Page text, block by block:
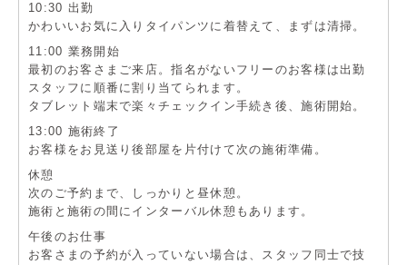
10:30 出勤
かわいいお気に入りタイパンツに着替えて、まずは清掃。
11:00 業務開始
最初のお客さまご来店。指名がないフリーのお客様は出勤
スタッフに順番に割り当てられます。
タブレット端末で楽々チェックイン手続き後、施術開始。
13:00 施術終了
お客様をお見送り後部屋を片付けて次の施術準備。
休憩
次のご予約まで、しっかりと昼休憩。
施術と施術の間にインターバル休憩もあります。
午後のお仕事
お客さまの予約が入っていない場合は、スタッフ同士で技